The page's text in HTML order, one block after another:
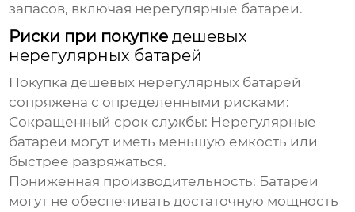
запасов, включая нерегулярные батареи.
Риски при покупкедешевых
нерегулярных батарей
Покупкадешевых нерегулярных батарей
сопряжена с определенными рисками:
Сокращенный срок службы: Нерегулярные
батареи могут иметь меньшую емкость или
быстрее разряжаться.
Пониженная производительность: Батареи
могут не обеспечивать достаточную мощность